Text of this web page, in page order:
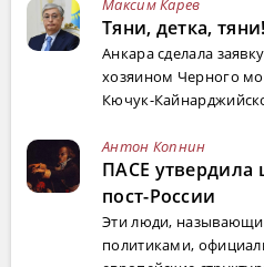
Максим Карев
Тяни, детка, тяни!
Анкара сделала
хозяином Черного
Кючук-
Антон Копнин
ПАСЕ утвердила
пост-России
Эти люди,
политиками,